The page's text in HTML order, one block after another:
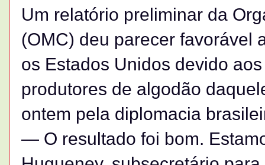
Um relatório preliminar da
(OMC) deu parecer favorável
os Estados Unidos devido
produtores de algodão
ontem pela diplomacia
— O resultado foi bom.